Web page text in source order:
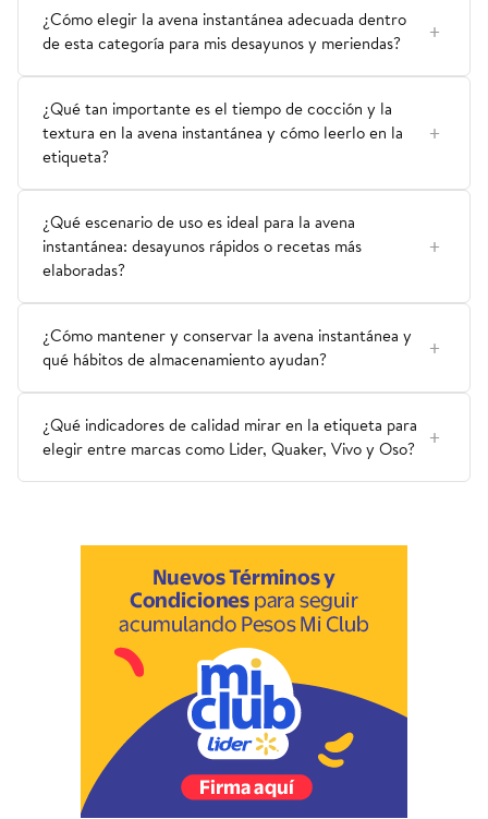
¿Cómo elegir la avena instantánea adecuada dentro
de esta categoría para mis desayunos y meriendas?
¿Qué tan importante es el tiempo de cocción y la
textura en la avena instantánea y cómo leerlo en la
etiqueta?
¿Qué escenario de uso es ideal para la avena
instantánea: desayunos rápidos o recetas más
elaboradas?
¿Cómo mantener y conservar la avena instantánea y
qué hábitos de almacenamiento ayudan?
¿Qué indicadores de calidad mirar en la etiqueta para
elegir entre marcas como Lider, Quaker, Vivo y Oso?